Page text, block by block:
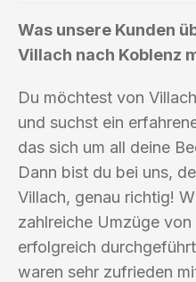
Was unsere Kunden
Villach nach Koblenz
Du möchtest von
und suchst ein
das sich um all deine
Dann bist du bei uns,
Villach, genau richtig!
zahlreiche Umzüge
erfolgreich
waren sehr zufrieden